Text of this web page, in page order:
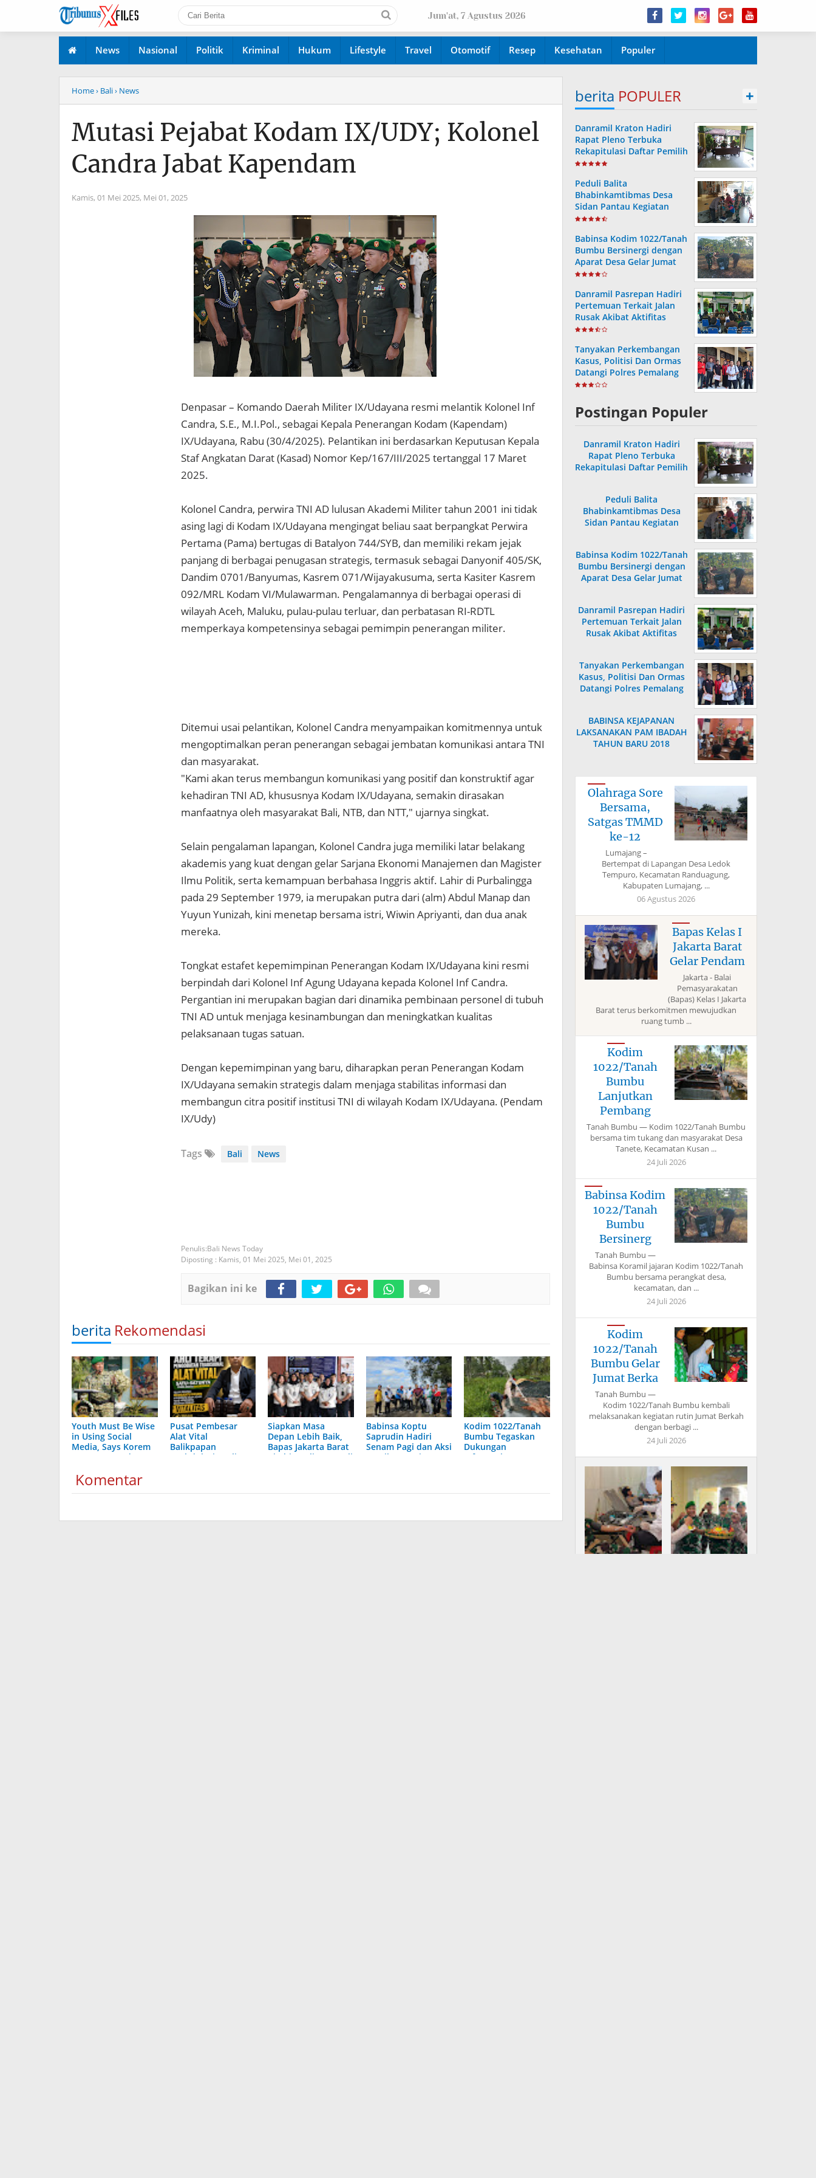
Jum'at, 7 Agustus 2026
News Nasional Politik Kriminal Hukum Lifestyle Travel Otomotif Resep Kesehatan Populer
Home› Bali› News
Mutasi Pejabat Kodam IX/UDY; Kolonel
Candra Jabat Kapendam
Kamis, 01 Mei 2025, Mei 01, 2025
Denpasar – Komando Daerah Militer IX/Udayana resmi melantik Kolonel Inf
Candra, S.E., M.I.Pol., sebagai Kepala Penerangan Kodam (Kapendam)
IX/Udayana, Rabu (30/4/2025). Pelantikan ini berdasarkan Keputusan Kepala
Staf Angkatan Darat (Kasad) Nomor Kep/167/III/2025 tertanggal 17 Maret
2025.
Kolonel Candra, perwira TNI AD lulusan Akademi Militer tahun 2001 ini tidak
asing lagi di Kodam IX/Udayana mengingat beliau saat berpangkat Perwira
Pertama (Pama) bertugas di Batalyon 744/SYB, dan memiliki rekam jejak
panjang di berbagai penugasan strategis, termasuk sebagai Danyonif 405/SK,
Dandim 0701/Banyumas, Kasrem 071/Wijayakusuma, serta Kasiter Kasrem
092/MRL Kodam VI/Mulawarman. Pengalamannya di berbagai operasi di
wilayah Aceh, Maluku, pulau-pulau terluar, dan perbatasan RI-RDTL
memperkaya kompetensinya sebagai pemimpin penerangan militer.
Ditemui usai pelantikan, Kolonel Candra menyampaikan komitmennya untuk
mengoptimalkan peran penerangan sebagai jembatan komunikasi antara TNI
dan masyarakat.
"Kami akan terus membangun komunikasi yang positif dan konstruktif agar
kehadiran TNI AD, khususnya Kodam IX/Udayana, semakin dirasakan
manfaatnya oleh masyarakat Bali, NTB, dan NTT," ujarnya singkat.
Selain pengalaman lapangan, Kolonel Candra juga memiliki latar belakang
akademis yang kuat dengan gelar Sarjana Ekonomi Manajemen dan Magister
Ilmu Politik, serta kemampuan berbahasa Inggris aktif. Lahir di Purbalingga
pada 29 September 1979, ia merupakan putra dari (alm) Abdul Manap dan
Yuyun Yunizah, kini menetap bersama istri, Wiwin Apriyanti, dan dua anak
mereka.
Tongkat estafet kepemimpinan Penerangan Kodam IX/Udayana kini resmi
berpindah dari Kolonel Inf Agung Udayana kepada Kolonel Inf Candra.
Pergantian ini merupakan bagian dari dinamika pembinaan personel di tubuh
TNI AD untuk menjaga kesinambungan dan meningkatkan kualitas
pelaksanaan tugas satuan.
Dengan kepemimpinan yang baru, diharapkan peran Penerangan Kodam
IX/Udayana semakin strategis dalam menjaga stabilitas informasi dan
membangun citra positif institusi TNI di wilayah Kodam IX/Udayana. (Pendam
IX/Udy)
Tags Bali News
Bali News Today
Diposting : Kamis, 01 Mei 2025, Mei 01, 2025
Bagikan ini ke
berita Rekomendasi
Youth Must Be Wise
in Using Social
Media, Says Korem
083 Commander
Pusat Pembesar
Alat Vital
Balikpapan
H.Abdulazis Paling
Siapkan Masa
Depan Lebih Baik,
Bapas Jakarta Barat
Bimbing Klien Kenali
Babinsa Koptu
Saprudin Hadiri
Senam Pagi dan Aksi
Bersih Pantai
Kodim 1022/Tanah
Bumbu Tegaskan
Dukungan
Infrastruktur
Komentar
berita POPULER +
Danramil Kraton Hadiri
Rapat Pleno Terbuka
Rekapitulasi Daftar Pemilih
Hasil Pemutakhiran
Peduli Balita
Bhabinkamtibmas Desa
Sidan Pantau Kegiatan
Posyandu
Babinsa Kodim 1022/Tanah
Bumbu Bersinergi dengan
Aparat Desa Gelar Jumat
Bersih
Danramil Pasrepan Hadiri
Pertemuan Terkait Jalan
Rusak Akibat Aktifitas
Armada Truck
Tanyakan Perkembangan
Kasus, Politisi Dan Ormas
Datangi Polres Pemalang
Postingan Populer
Danramil Kraton Hadiri
Rapat Pleno Terbuka
Rekapitulasi Daftar Pemilih
Peduli Balita
Bhabinkamtibmas Desa
Sidan Pantau Kegiatan
Babinsa Kodim 1022/Tanah
Bumbu Bersinergi dengan
Aparat Desa Gelar Jumat
Danramil Pasrepan Hadiri
Pertemuan Terkait Jalan
Rusak Akibat Aktifitas
Tanyakan Perkembangan
Kasus, Politisi Dan Ormas
Datangi Polres Pemalang
BABINSA KEJAPANAN
LAKSANAKAN PAM IBADAH
TAHUN BARU 2018
Olahraga Sore
Bersama,
Satgas TMMD
ke-12
Lumajang –
Bertempat di Lapangan Desa Ledok
Tempuro, Kecamatan Randuagung,
Kabupaten Lumajang, ...
06 Agustus 2026
Bapas Kelas I
Jakarta Barat
Gelar Pendam
Jakarta - Balai
Pemasyarakatan
(Bapas) Kelas I Jakarta
Barat terus berkomitmen mewujudkan
ruang tumb ...
Kodim
1022/Tanah
Bumbu
Lanjutkan
Pembang
Tanah Bumbu — Kodim 1022/Tanah Bumbu
bersama tim tukang dan masyarakat Desa
Tanete, Kecamatan Kusan ...
24 Juli 2026
Babinsa Kodim
1022/Tanah
Bumbu
Bersinerg
Tanah Bumbu —
Babinsa Koramil jajaran Kodim 1022/Tanah
Bumbu bersama perangkat desa,
kecamatan, dan ...
24 Juli 2026
Kodim
1022/Tanah
Bumbu Gelar
Jumat Berka
Tanah Bumbu —
Kodim 1022/Tanah Bumbu kembali
melaksanakan kegiatan rutin Jumat Berkah
dengan berbagi ...
24 Juli 2026